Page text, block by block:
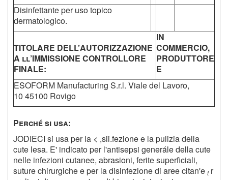
Disinfettante per uso topico
dermatologico.
TITOLARE DELL’AUTORIZZAZIONE
A ll’IMMISSIONE CONTROLLORE
FINALE:
IN
COMMERCIO,
PRODUTTORE
E
ESOFORM Manufacturing S.r.l. Viale del Lavoro,
10 45100 Rovigo
Perché si usa:
JODIECI si usa per la < ,sii.fezione e la pulizia della
cute lesa. E' indicato per l'antisepsi generále della cute
nelle infezioni cutanee, abrasioni, ferite superficiali,
suture chirurgiche e per la disinfezione di aree citan'e tr